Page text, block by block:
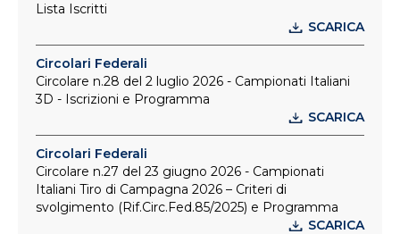
Lista Iscritti
SCARICA
Circolari Federali
Circolare n.28 del 2 luglio 2026 - Campionati Italiani
3D - Iscrizioni e Programma
SCARICA
Circolari Federali
Circolare n.27 del 23 giugno 2026 - Campionati
Italiani Tiro di Campagna 2026 – Criteri di
svolgimento (Rif.Circ.Fed.85/2025) e Programma
SCARICA